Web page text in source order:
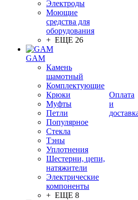
Электроды
Моющие
средства для
оборудования
+ ЕЩЕ 26
GAM
Камень
шамотный
Комплектующие
Крюки
Муфты
Петли
Популярное
Стекла
Тэны
Уплотнения
Шестерни, цепи,
натяжители
Электрические
компоненты
+ ЕЩЕ 8
Оплата
и